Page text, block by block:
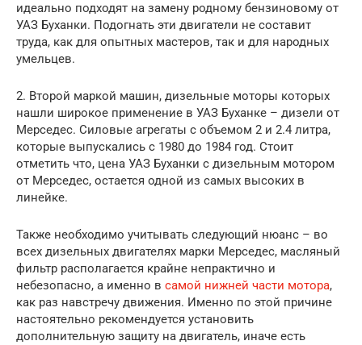
идеально подходят на замену родному бензиновому от
УАЗ Буханки. Подогнать эти двигатели не составит
труда, как для опытных мастеров, так и для народных
умельцев.
2. Второй маркой машин, дизельные моторы которых
нашли широкое применение в УАЗ Буханке – дизели от
Мерседес. Силовые агрегаты с объемом 2 и 2.4 литра,
которые выпускались с 1980 до 1984 год. Стоит
отметить что, цена УАЗ Буханки с дизельным мотором
от Мерседес, остается одной из самых высоких в
линейке.
Также необходимо учитывать следующий нюанс – во
всех дизельных двигателях марки Мерседес, масляный
фильтр располагается крайне непрактично и
небезопасно, а именно в самой нижней части мотора,
как раз навстречу движения. Именно по этой причине
настоятельно рекомендуется установить
дополнительную защиту на двигатель, иначе есть